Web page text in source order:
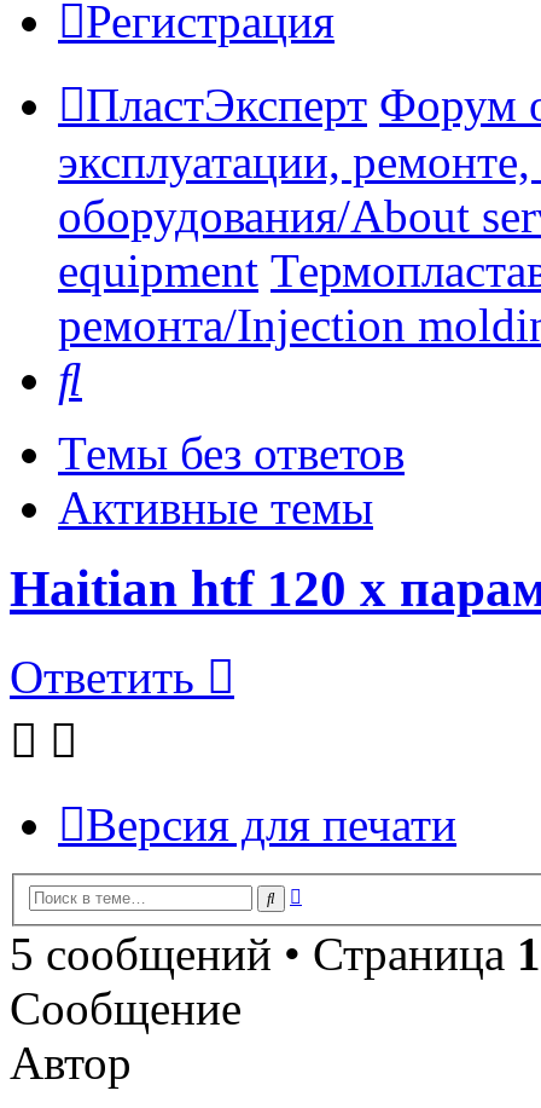
Регистрация
ПластЭксперт Форум
эксплуатации,
оборудования/About
equipment
ремонта/Injection
Темы без ответов
Активные темы
Haitian htf 120 x
Ответить
Версия для печати
Поиск
5 сообщений • Страница 1
Сообщение
Автор